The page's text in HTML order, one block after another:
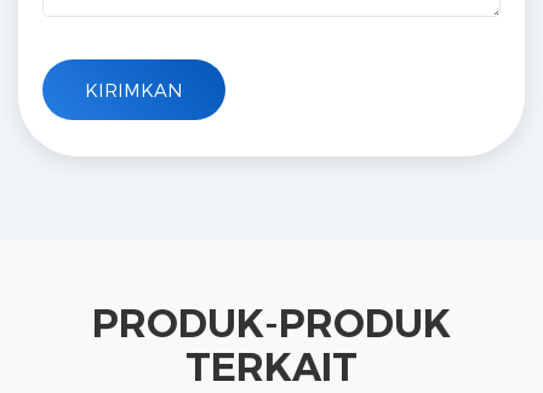
PRODUK-PRODUK
TERKAIT